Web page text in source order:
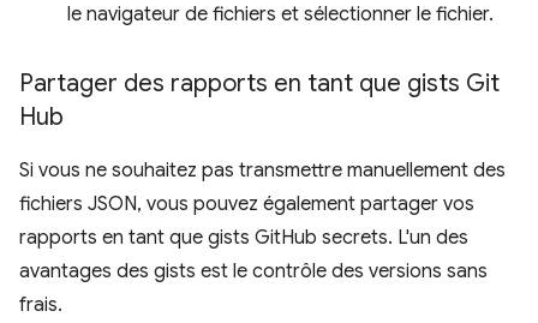
le navigateur de fichiers et sélectionner le fichier.
Partager des rapports en tant que gists Git
Hub
Si vous ne souhaitez pas transmettre manuellement des
fichiers JSON, vous pouvez également partager vos
rapports en tant que gists GitHub secrets. L'un des
avantages des gists est le contrôle des versions sans
frais.